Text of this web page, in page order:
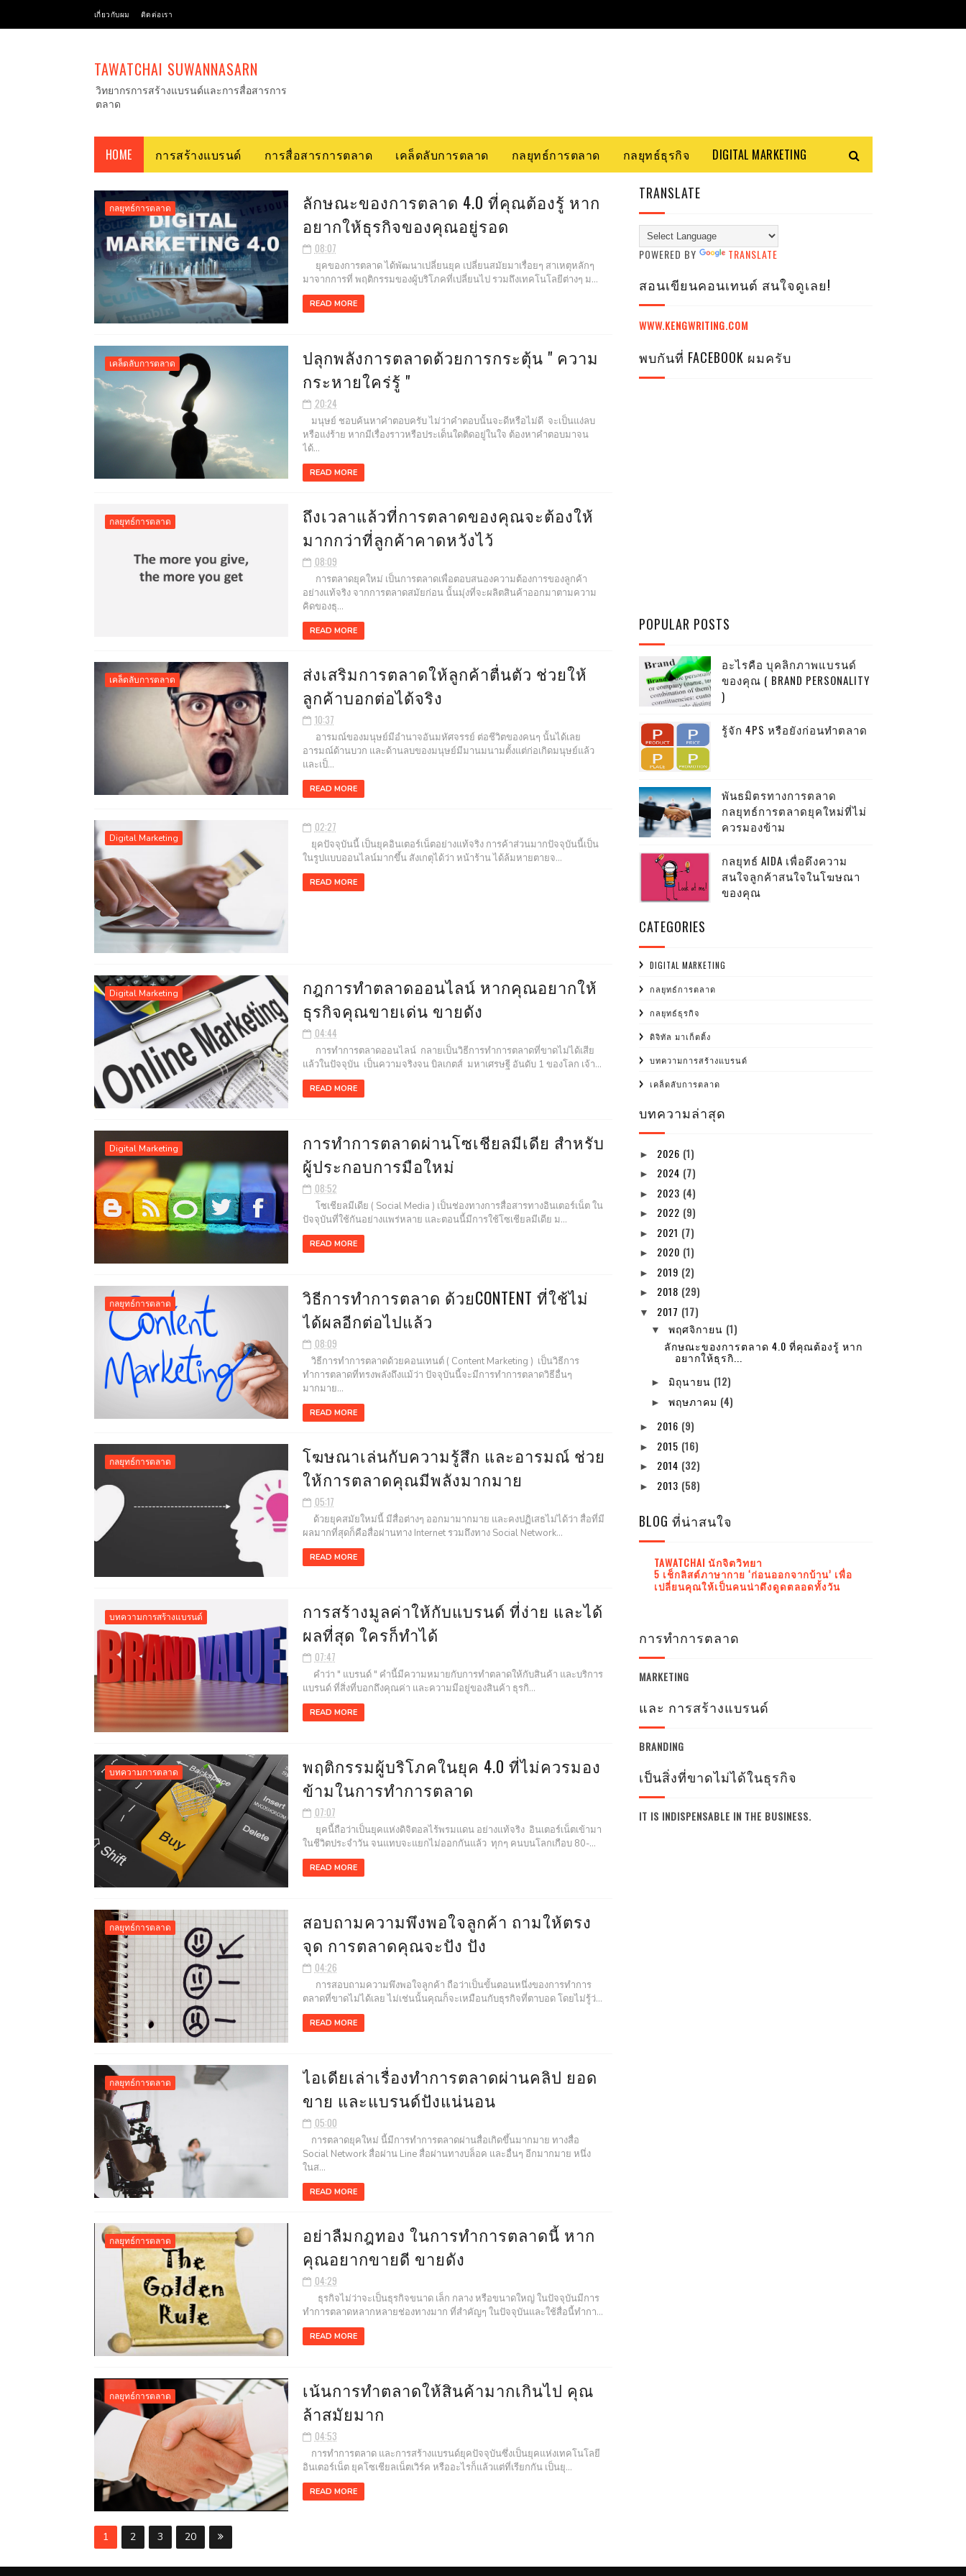
เกี่ยวกับผม ติดต่อเรา
TAWATCHAI SUWANNASARN
วิทยากรการสร้างแบรนด์และการสื่อสารการ
ตลาด
HOME การสร้างแบรนด์ การสื่อสารการตลาด เคล็ดลับการตลาด กลยุทธ์การตลาด กลยุทธ์ธุรกิจ DIGITAL MARKETING
กลยุทธ์การตลาด
ลักษณะของการตลาด 4.0 ที่คุณต้องรู้ หาก
อยากให้ธุรกิจของคุณอยู่รอด
08:07
ยุคของการตลาด ได้พัฒนาเปลี่ยนยุค เปลี่ยนสมัยมาเรื่อยๆ สาเหตุหลักๆ
มาจากการที่ พฤติกรรมของผู้บริโภคที่เปลี่ยนไป รวมถึงเทคโนโลยีต่างๆ ม...
READ MORE
เคล็ดลับการตลาด
ปลุกพลังการตลาดด้วยการกระตุ้น " ความ
กระหายใคร่รู้ "
20:24
มนุษย์ ชอบค้นหาคำตอบครับ ไม่ว่าคำตอบนั้นจะดีหรือไม่ดี จะเป็นแง่ลบ
หรือแง่ร้าย หากมีเรื่องราวหรือประเด็นใดติดอยู่ในใจ ต้องหาคำตอบมาจน
ได้...
READ MORE
กลยุทธ์การตลาด
ถึงเวลาแล้วที่การตลาดของคุณจะต้องให้
มากกว่าที่ลูกค้าคาดหวังไว้
08:09
การตลาดยุคใหม่ เป็นการตลาดเพื่อตอบสนองความต้องการของลูกค้า
อย่างแท้จริง จากการตลาดสมัยก่อน นั้นมุ่งที่จะผลิตสินค้าออกมาตามความ
คิดของธุ...
READ MORE
เคล็ดลับการตลาด
ส่งเสริมการตลาดให้ลูกค้าตื่นตัว ช่วยให้
ลูกค้าบอกต่อได้จริง
10:37
อารมณ์ของมนุษย์มีอำนาจอันมหัศจรรย์ ต่อชีวิตของคนๆ นั้นได้เลย
อารมณ์ด้านบวก และด้านลบของมนุษย์มีมานมนามตั้งแต่ก่อเกิดมนุษย์แล้ว
และเป็...
READ MORE
Digital Marketing
02:27
ยุคปัจจุบันนี้ เป็นยุคอินเตอร์เน็ตอย่างแท้จริง การค้าส่วนมากปัจจุบันนี้เป็น
ในรูปแบบออนไลน์มากขึ้น สังเกตุได้ว่า หน้าร้าน ได้ล้มหายตายจ...
READ MORE
Digital Marketing
กฎการทำตลาดออนไลน์ หากคุณอยากให้
ธุรกิจคุณขายเด่น ขายดัง
04:44
การทำการตลาดออนไลน์ กลายเป็นวิธีการทำการตลาดที่ขาดไม่ได้เสีย
แล้วในปัจจุบัน เป็นความจริงจน บิลเกตส์ มหาเศรษฐี อันดับ 1 ของโลก เจ้า...
READ MORE
Digital Marketing
การทำการตลาดผ่านโซเชียลมีเดีย สำหรับ
ผู้ประกอบการมือใหม่
08:52
โซเชียลมีเดีย ( Social Media ) เป็นช่องทางการสื่อสารทางอินเตอร์เน็ต ใน
ปัจจุบันที่ใช้กันอย่างแพร่หลาย และตอนนี้มีการใช้โซเชียลมีเดีย ม...
READ MORE
กลยุทธ์การตลาด
วิธีการทำการตลาด ด้วยCONTENT ที่ใช้ไม่
ได้ผลอีกต่อไปแล้ว
08:09
วิธีการทำการตลาดด้วยคอนเทนต์ ( Content Marketing ) เป็นวิธีการ
ทำการตลาดที่ทรงพลังถึงแม้ว่า ปัจจุบันนี้จะมีการทำการตลาดวิธีอื่นๆ
มากมาย...
READ MORE
กลยุทธ์การตลาด
โฆษณาเล่นกับความรู้สึก และอารมณ์ ช่วย
ให้การตลาดคุณมีพลังมากมาย
05:17
ด้วยยุคสมัยใหม่นี้ มีสื่อต่างๆ ออกมามากมาย และคงปฏิเสธไม่ได้ว่า สื่อที่มี
ผลมากที่สุดก็คือสื่อผ่านทาง Internet รวมถึงทาง Social Network...
READ MORE
บทความการสร้างแบรนด์
การสร้างมูลค่าให้กับแบรนด์ ที่ง่าย และได้
ผลที่สุด ใครก็ทำได้
07:47
คำว่า " แบรนด์ " คำนี้มีความหมายกับการทำตลาดให้กับสินค้า และบริการ
แบรนด์ ที่สิ่งที่บอกถึงคุณค่า และความมีอยู่ของสินค้า ธุรกิ...
READ MORE
บทความการตลาด
พฤติกรรมผู้บริโภคในยุค 4.0 ที่ไม่ควรมอง
ข้ามในการทำการตลาด
07:07
ยุคนี้ถือว่าเป็นยุคแห่งดิจิตอลไร้พรมแดน อย่างแท้จริง อินเตอร์เน็ตเข้ามา
ในชีวิตประจำวัน จนแทบจะแยกไม่ออกกันแล้ว ทุกๆ คนบนโลกเกือบ 80-...
READ MORE
กลยุทธ์การตลาด
สอบถามความพึงพอใจลูกค้า ถามให้ตรง
จุด การตลาดคุณจะปัง ปัง
04:26
การสอบถามความพึงพอใจลูกค้า ถือว่าเป็นขั้นตอนหนึ่งของการทำการ
ตลาดที่ขาดไม่ได้เลย ไม่เช่นนั้นคุณก็จะเหมือนกับธุรกิจที่ตาบอด โดยไม่รู้ว่...
READ MORE
กลยุทธ์การตลาด
ไอเดียเล่าเรื่องทำการตลาดผ่านคลิป ยอด
ขาย และแบรนด์ปังแน่นอน
05:00
การตลาดยุคใหม่ นี้มีการทำการตลาดผ่านสื่อเกิดขึ้นมากมาย ทางสื่อ
Social Network สื่อผ่าน Line สื่อผ่านทางบล็อค และอื่นๆ อีกมากมาย หนึ่ง
ในส...
READ MORE
กลยุทธ์การตลาด
อย่าลืมกฎทอง ในการทำการตลาดนี้ หาก
คุณอยากขายดี ขายดัง
04:29
ธุรกิจไม่ว่าจะเป็นธุรกิจขนาด เล็ก กลาง หรือขนาดใหญ่ ในปัจจุบันมีการ
ทำการตลาดหลากหลายช่องทางมาก ที่สำคัญๆ ในปัจจุบันและใช้สื่อนี้ทำกา...
READ MORE
กลยุทธ์การตลาด
เน้นการทำตลาดให้สินค้ามากเกินไป คุณ
ล้าสมัยมาก
04:53
การทำการตลาด และการสร้างแบรนด์ยุคปัจจุบันซึ่งเป็นยุคแห่งเทคโนโลยี
อินเตอร์เน็ต ยุคโซเชียลเน็ตเวิร์ค หรืออะไรก็แล้วแต่ที่เรียกกัน เป็นยุ...
READ MORE
1 2 3 20
TRANSLATE
POWERED BY TRANSLATE
สอนเขียนคอนเทนต์ สนใจดูเลย!
WWW.KENGWRITING.COM
พบกันที่ FACEBOOK ผมครับ
POPULAR POSTS
อะไรคือ บุคลิกภาพแบรนด์
ของคุณ ( BRAND PERSONALITY
)
รู้จัก 4PS หรือยังก่อนทำตลาด
พันธมิตรทางการตลาด
กลยุทธ์การตลาดยุคใหม่ที่ไม่
ควรมองข้าม
กลยุทธ์ AIDA เพื่อดึงความ
สนใจลูกค้าสนใจในโฆษณา
ของคุณ
CATEGORIES
DIGITAL MARKETING
กลยุทธ์การตลาด
กลยุทธ์ธุรกิจ
ดิจิทัล มาเก็ตติ้ง
บทความการสร้างแบรนด์
เคล็ดลับการตลาด
บทความล่าสุด
► 2026 (1)
► 2024 (7)
► 2023 (4)
► 2022 (9)
► 2021 (7)
► 2020 (1)
► 2019 (2)
► 2018 (29)
▼ 2017 (17)
▼พฤศจิกายน (1)
ลักษณะของการตลาด 4.0 ที่คุณต้องรู้ หาก
อยากให้ธุรกิ...
►มิถุนายน (12)
►พฤษภาคม (4)
► 2016 (9)
► 2015 (16)
► 2014 (32)
► 2013 (58)
BLOG ที่น่าสนใจ
TAWATCHAI นักจิตวิทยา
5 เช็กลิสต์ภาษากาย ‘ก่อนออกจากบ้าน’ เพื่อ
เปลี่ยนคุณให้เป็นคนน่าดึงดูดตลอดทั้งวัน
การทำการตลาด
MARKETING
และ การสร้างแบรนด์
BRANDING
เป็นสิ่งที่ขาดไม่ได้ในธุรกิจ
IT IS INDISPENSABLE IN THE BUSINESS.